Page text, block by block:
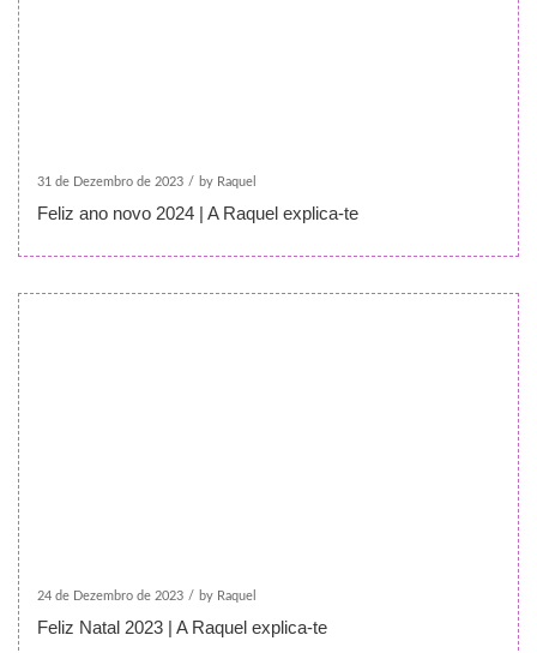
31 de Dezembro de 2023 / by Raquel
Feliz ano novo 2024 | A Raquel explica-te
24 de Dezembro de 2023 / by Raquel
Feliz Natal 2023 | A Raquel explica-te